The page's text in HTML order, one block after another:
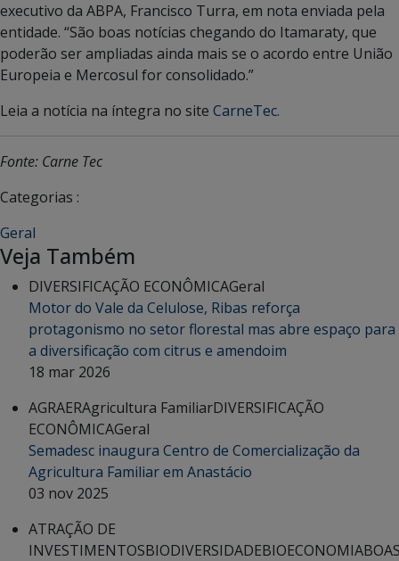
executivo da ABPA, Francisco Turra, em nota enviada pela
entidade. “São boas notícias chegando do Itamaraty, que
poderão ser ampliadas ainda mais se o acordo entre União
Europeia e Mercosul for consolidado.”
Leia a notícia na íntegra no site CarneTec.
Fonte: Carne Tec
Categorias :
Geral
Veja Também
DIVERSIFICAÇÃO ECONÔMICAGeral
Motor do Vale da Celulose, Ribas reforça
protagonismo no setor florestal mas abre espaço para
a diversificação com citrus e amendoim
18 mar 2026
AGRAERAgricultura FamiliarDIVERSIFICAÇÃO
ECONÔMICAGeral
Semadesc inaugura Centro de Comercialização da
Agricultura Familiar em Anastácio
03 nov 2025
ATRAÇÃO DE
INVESTIMENTOSBIODIVERSIDADEBIOECONOMIA